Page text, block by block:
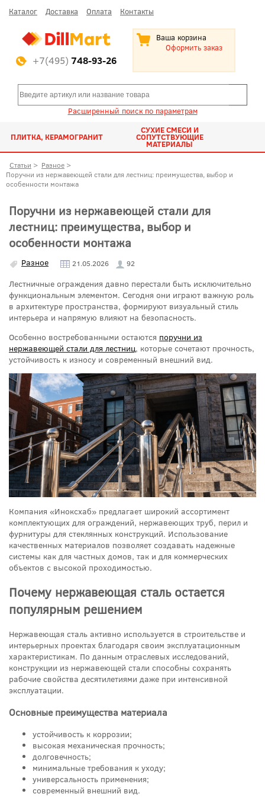
Каталог Доставка Оплата Контакты
+7(495) 748-93-26
Ваша корзина
Оформить заказ
Расширенный поиск по параметрам
ПЛИТКА, КЕРАМОГРАНИТ
СУХИЕ СМЕСИ И
СОПУТСТВУЮЩИЕ
МАТЕРИАЛЫ
Статьи > Разное >
Поручни из нержавеющей стали для лестниц: преимущества, выбор и
особенности монтажа
Поручни из нержавеющей стали для
лестниц: преимущества, выбор и
особенности монтажа
Разное 21.05.2026 92
Лестничные ограждения давно перестали быть исключительно
функциональным элементом. Сегодня они играют важную роль
в архитектуре пространства, формируют визуальный стиль
интерьера и напрямую влияют на безопасность.
Особенно востребованными остаются поручни из
нержавеющей стали для лестниц, которые сочетают прочность,
устойчивость к износу и современный внешний вид.
Компания «Иноксхаб» предлагает широкий ассортимент
комплектующих для ограждений, нержавеющих труб, перил и
фурнитуры для стеклянных конструкций. Использование
качественных материалов позволяет создавать надежные
системы как для частных домов, так и для коммерческих
объектов с высокой проходимостью.
Почему нержавеющая сталь остается
популярным решением
Нержавеющая сталь активно используется в строительстве и
интерьерных проектах благодаря своим эксплуатационным
характеристикам. По данным отраслевых исследований,
конструкции из нержавеющей стали способны сохранять
рабочие свойства десятилетиями даже при интенсивной
эксплуатации.
Основные преимущества материала
устойчивость к коррозии;
высокая механическая прочность;
долговечность;
минимальные требования к уходу;
универсальность применения;
современный внешний вид.